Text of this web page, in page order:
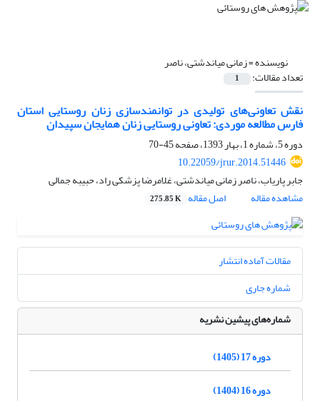
نویسنده =زمانی میاندشتی، ناصر
تعداد مقالات: 1
نقش تعاونی‌های تولیدی در توانمندسازی زنان روستایی استان
فارس مطالعه موردی: تعاونی روستایی زنان همایجان سپیدان
دوره 5، شماره 1، بهار 1393، صفحه
45-70
10.22059/jrur.2014.51446
جابر پاریاب، ناصر زمانی میاندشتی، غلامرضا پزشکی راد، حبیبه جمالی
مشاهده مقاله
اصل مقاله 275.85 K
مقالات آماده انتشار
شماره جاری
شماره‌های پیشین نشریه
دوره 17 (1405)
دوره 16 (1404)